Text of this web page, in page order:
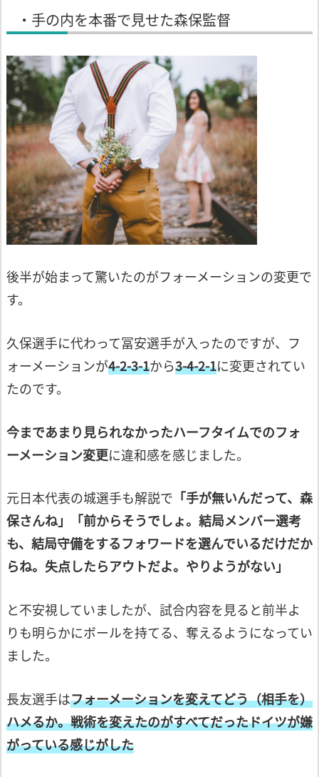
・手の内を本番で見せた森保監督
後半が始まって驚いたのがフォーメーショ ンの変更で
す。
久保選手に代わって冨安選手が入ったのですが、フ
ォーメーションが4-2-3-1から3-4-2-1に変更されてい
たのです。
今まであまり見られなかったハーフタイムでのフォ
ーメーション変更に違和感を感じました。
元日本代表の城選手も解説で 「手が無いんだって、森
保さんね」
「前からそうでしょ。結局メンバー選考
も、 結局守備をするフォワードを選んでいるだけだか
らね。失点したらアウトだよ。 やりようがない」
と不安視していましたが、試合内容を見ると前半よ
りも明らかにボールを持てる、奪えるようになってい
ました。
長友選手はフォーメーションを変えてどう（相手を）
ハメるか。戦術を変えたのがすべてだったドイツが嫌
がっている感じがした